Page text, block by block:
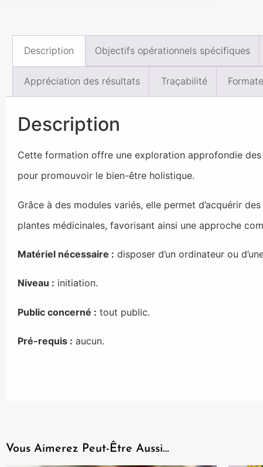
Description Objectifs opérationnels spécifiques
Appréciation des résultats Traçabilité
Description
Cette formation offre une exploration approfondie
pour promouvoir le bien-être holistique.
Grâce à des modules variés, elle permet d’acquérir
plantes médicinales, favorisant ainsi une approche
Matériel nécessaire : disposer d’un ordinateur ou
Niveau : initiation.
Public concerné : tout public.
Pré-requis : aucun.
Vous Aimerez Peut-Être Aussi…